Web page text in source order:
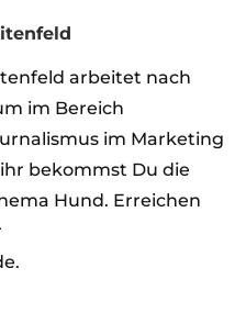
arbeitet nach
im Bereich
im Marketing
bekommst Du die
Hund. Erreichen